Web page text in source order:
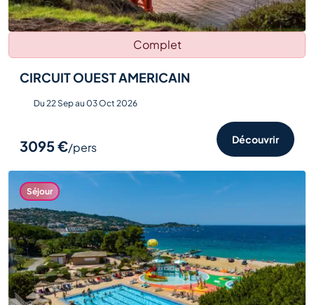
Complet
CIRCUIT OUEST AMERICAIN
Du 22 Sep au 03 Oct 2026
3095 €/pers
Découvrir
Séjour